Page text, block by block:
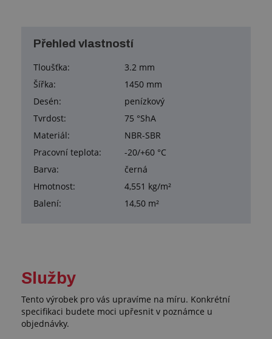
Přehled vlastností
Tloušťka:
3.2 mm
Šířka:
1450 mm
Desén:
penízkový
Tvrdost:
75 °ShA
Materiál:
NBR-SBR
Pracovní teplota:
-20/+60 °C
Barva:
černá
Hmotnost:
4,551 kg/m²
Balení:
14,50 m²
Služby
Tento výrobek pro vás upravíme na míru. Konkrétní
specifikaci budete moci upřesnit v poznámce u
objednávky.